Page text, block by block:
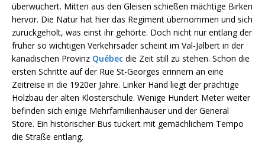
überwuchert. Mitten aus den Gleisen schießen mächtige Birken
hervor. Die Natur hat hier das Regiment übernommen und sich
zurückgeholt, was einst ihr gehörte. Doch nicht nur entlang der
früher so wichtigen Verkehrsader scheint im Val-Jalbert in der
kanadischen Provinz Québec die Zeit still zu stehen. Schon die
ersten Schritte auf der Rue St-Georges erinnern an eine
Zeitreise in die 1920er Jahre. Linker Hand liegt der prächtige
Holzbau der alten Klosterschule. Wenige Hundert Meter weiter
befinden sich einige Mehrfamilienhäuser und der General
Store. Ein historischer Bus tuckert mit gemächlichem Tempo
die Straße entlang.